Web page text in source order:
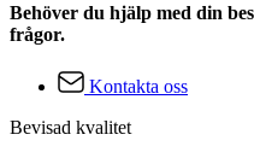
Behöver du hjälp med din
frågor.
Kontakta oss
Bevisad kvalitet